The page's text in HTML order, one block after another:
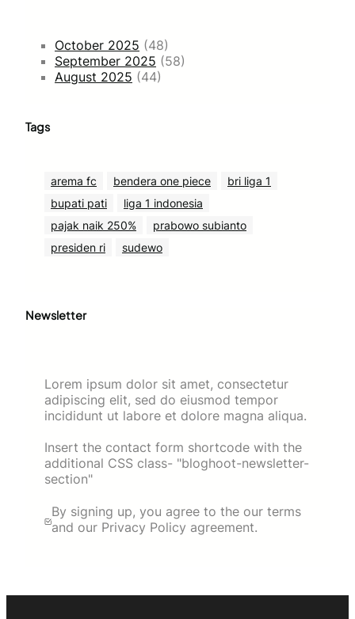
October 2025 (48)
September 2025 (58)
August 2025 (44)
Tags
arema fc bendera one piece
bri liga 1
bupati pati
liga 1 indonesia
pajak naik 250%
prabowo subianto
presiden ri
sudewo
Newsletter
Lorem ipsum dolor sit amet, consectetur
adipiscing elit, sed do eiusmod tempor
incididunt ut labore et dolore magna aliqua.
Insert the contact form shortcode with the
additional CSS class- "bloghoot-newsletter-
section"
By signing up, you agree to the our terms
and our Privacy Policy agreement.